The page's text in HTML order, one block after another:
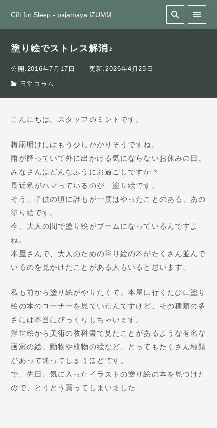
Gift for Sleep - pajamaya IZUMM
塗り絵でストレス解消♪
公開:2016年7月17日 更新:2026年4月25日
日常コラム
こんにちは。スタッフのミントです。
梅雨明けにはもう少しかかりそうですね。
雨が降っていて外に出かける気にならないお休みの日、
みなさんはどんなふうにお過ごしですか？
最近私がハマっているのが、塗り絵です。
そう、子供の頃に誰もが一度はやったことのある、あの
塗り絵です。
今、大人の間で塗り絵がブームになっているんですよ
ね。
本屋さんで、大人のための塗り絵の本がたくさん並んで
いるのを見かけたことがある人もいると思います。
私も前から塗り絵がやりたくて、本屋に行くたびに塗り
絵の本のコーナーを見ていたんですけど、その種類の多
さには本当にびっくりしちゃいます。
浮世絵から美術の教科書で見たことがあるような有名な
画家の絵、動物や植物の絵など、とってもたくさん種類
があって迷ってしまうほどです。
で、先日、気に入ったイラストの塗り絵の本を見つけた
ので、とうとう買ってしまいました！